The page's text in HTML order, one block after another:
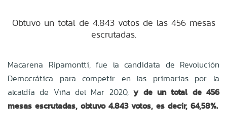
Obtuvo un total de 4.843 votos de las 456 mesas
escrutadas.
Macarena Ripamontti, fue la candidata de Revolución
Democrática para competir en las primarias por la
alcaldía de Viña del Mar 2020,y de un total de 456
mesas escrutadas, obtuvo 4.843 votos, es decir, 64,58%.